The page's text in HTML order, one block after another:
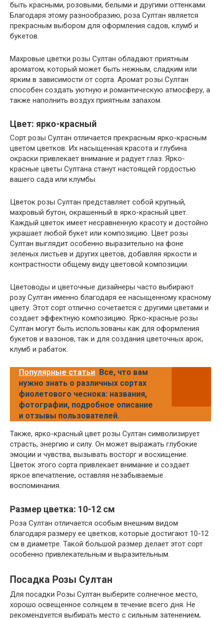
быть красными, розовыми, белыми и другими оттенками.
Благодаря этому разнообразию, роза Султан является
прекрасным выбором для оформления садов, клумб и
букетов.
Махровые цветки розы Султан обладают приятным
ароматом, который может быть нежным, сладким или
ярким в зависимости от сорта. Аромат розы Султан
способен создать уютную и романтическую атмосферу, а
также наполнить воздух приятным запахом.
Цвет: ярко-красный
Сорт розы Султан отличается прекрасным ярко-красным
цветом цветков. Их насыщенная красота и глубина
окраски привлекает внимание и радует глаз. Ярко-
красные цветы Султана станут настоящей гордостью
вашего сада или клумбы.
Цветок розы Султан представляет собой крупный,
махровый бутон, окрашенный в ярко-красный цвет.
Каждый цветок имеет несравненную красоту и достойно
украшает любой букет или композицию. Цвет розы
Султан выглядит особенно выразительно на фоне
зеленых листьев и других цветов, добавляя яркости и
контрастности общему виду цветовой композиции.
Цветоводы и цветочные дизайнеры часто выбирают
розу Султан именно благодаря ее насыщенному красному
цвету. Этот сорт отлично сочетается с другими цветами и
создает эффектную композицию. Ярко-красные розы
Султан могут быть использованы как для оформления
букетов и вазонов, так и для создания цветочных арок,
клумб и рабаток.
Популярные статьи Все, что вам
нужно знать о различных сортах
фиолетового чеснока: названия,
фотографии, подробное описание
и отзывы пользователей.
Также, ярко-красный цвет розы Султан символизирует
страсть, энергию и силу. Он может выражать глубокие
эмоции и чувства, вызывать восторг и восхищение.
Цветок этого сорта привлекает внимание и создает
яркое впечатление, оставляя незабываемые
воспоминания.
Размер цветка: 10-12 см
Роза Султан отличается особым внешним видом
благодаря размеру ее цветков, которые достигают 10-12
см в диаметре. Такой большой размер делает этот сорт
особенно привлекательным и выразительным.
Посадка Розы Султан
Для посадки Розы Султан выберите солнечное место,
хорошо освещенное солнцем в течение всего дня. Не
рекомендуется выбирать место с сильным затенением,